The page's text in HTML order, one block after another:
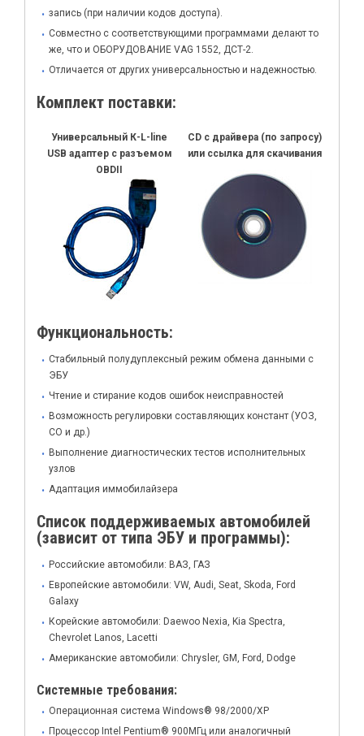
запись (при наличии кодов доступа).
Совместно с соответствующими программами делают то
же, что и ОБОРУДОВАНИЕ VAG 1552, ДСТ-2.
Отличается от других универсальностью и надежностью.
Комплект поставки:
Универсальный К-L-line
USB адаптер c разъемом
OBDII
CD с драйвера (по запросу)
или ссылка для скачивания
Функциональность:
Стабильный полудуплексный режим обмена данными с
ЭБУ
Чтение и стирание кодов ошибок неисправностей
Возможность регулировки составляющих констант (УОЗ,
СО и др.)
Выполнение диагностических тестов исполнительных
узлов
Адаптация иммобилайзера
Список поддерживаемых автомобилей
(зависит от типа ЭБУ и программы):
Российские автомобили: ВАЗ, ГАЗ
Европейские автомобили: VW, Audi, Seat, Skoda, Ford
Galaxy
Корейские автомобили: Daewoo Nexia, Kia Spectra,
Chevrolet Lanos, Lacetti
Американские автомобили: Chrysler, GM, Ford, Dodge
Системные требования:
Операционная система Windows® 98/2000/XP
Процессор Intel Pentium® 900МГц или аналогичный